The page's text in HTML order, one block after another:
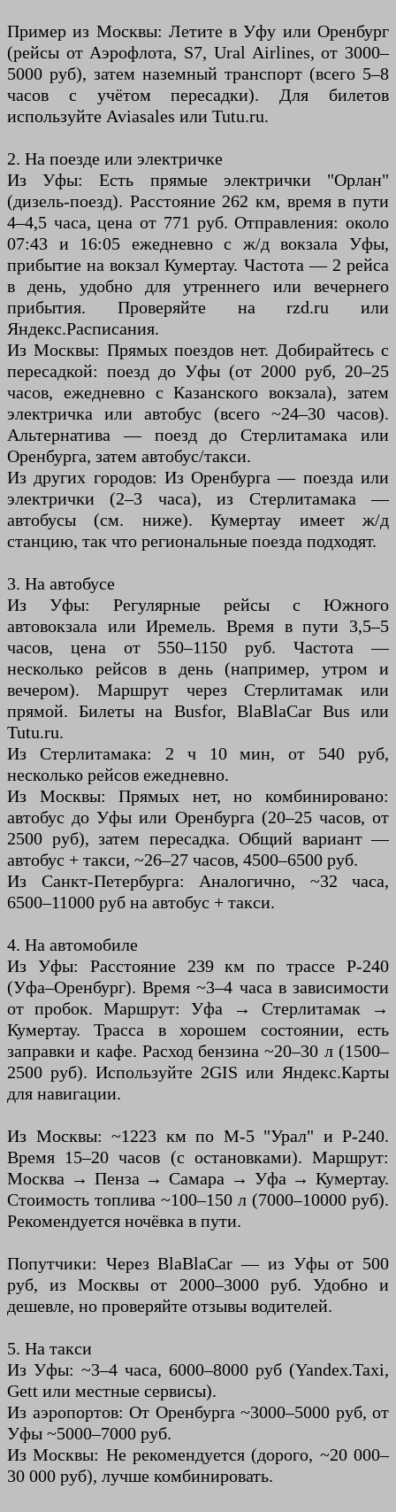
Пример из Москвы: Летите в Уфу или Оренбург
(рейсы от Аэрофлота, S7, Ural Airlines, от 3000–
5000 руб), затем наземный транспорт (всего 5–8
часов с учётом пересадки). Для билетов
используйте Aviasales или Tutu.ru.
2. На поезде или электричке
Из Уфы: Есть прямые электрички "Орлан"
(дизель-поезд). Расстояние 262 км, время в пути
4–4,5 часа, цена от 771 руб. Отправления: около
07:43 и 16:05 ежедневно с ж/д вокзала Уфы,
прибытие на вокзал Кумертау. Частота — 2 рейса
в день, удобно для утреннего или вечернего
прибытия. Проверяйте на rzd.ru или
Яндекс.Расписания.
Из Москвы: Прямых поездов нет. Добирайтесь с
пересадкой: поезд до Уфы (от 2000 руб, 20–25
часов, ежедневно с Казанского вокзала), затем
электричка или автобус (всего ~24–30 часов).
Альтернатива — поезд до Стерлитамака или
Оренбурга, затем автобус/такси.
Из других городов: Из Оренбурга — поезда или
электрички (2–3 часа), из Стерлитамака —
автобусы (см. ниже). Кумертау имеет ж/д
станцию, так что региональные поезда подходят.
3. На автобусе
Из Уфы: Регулярные рейсы с Южного
автовокзала или Иремель. Время в пути 3,5–5
часов, цена от 550–1150 руб. Частота —
несколько рейсов в день (например, утром и
вечером). Маршрут через Стерлитамак или
прямой. Билеты на Busfor, BlaBlaCar Bus или
Tutu.ru.
Из Стерлитамака: 2 ч 10 мин, от 540 руб,
несколько рейсов ежедневно.
Из Москвы: Прямых нет, но комбинировано:
автобус до Уфы или Оренбурга (20–25 часов, от
2500 руб), затем пересадка. Общий вариант —
автобус + такси, ~26–27 часов, 4500–6500 руб.
Из Санкт-Петербурга: Аналогично, ~32 часа,
6500–11000 руб на автобус + такси.
4. На автомобиле
Из Уфы: Расстояние 239 км по трассе Р-240
(Уфа–Оренбург). Время ~3–4 часа в зависимости
от пробок. Маршрут: Уфа → Стерлитамак →
Кумертау. Трасса в хорошем состоянии, есть
заправки и кафе. Расход бензина ~20–30 л (1500–
2500 руб). Используйте 2GIS или Яндекс.Карты
для навигации.
Из Москвы: ~1223 км по М-5 "Урал" и Р-240.
Время 15–20 часов (с остановками). Маршрут:
Москва → Пенза → Самара → Уфа → Кумертау.
Стоимость топлива ~100–150 л (7000–10000 руб).
Рекомендуется ночёвка в пути.
Попутчики: Через BlaBlaCar — из Уфы от 500
руб, из Москвы от 2000–3000 руб. Удобно и
дешевле, но проверяйте отзывы водителей.
5. На такси
Из Уфы: ~3–4 часа, 6000–8000 руб (Yandex.Taxi,
Gett или местные сервисы).
Из аэропортов: От Оренбурга ~3000–5000 руб, от
Уфы ~5000–7000 руб.
Из Москвы: Не рекомендуется (дорого, ~20 000–
30 000 руб), лучше комбинировать.